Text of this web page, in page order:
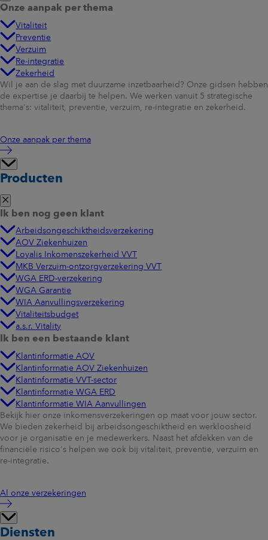
Onze aanpak per thema
Vitaliteit
Preventie
Verzuim
Re-integratie
Zekerheid
Wil je aan de slag met duurzame inzetbaarheid? Onze gidsen hebben
de expertise je daarbij te helpen. We werken vanuit 5 strategische
thema's: vitaliteit, preventie, verzuim, re-integratie en zekerheid.
Onze aanpak per thema
Producten
Ik ben nog geen klant
Arbeidsongeschiktheidsverzekering
AOV Ziekenhuizen
Loyalis Inkomenszekerheid VVT
MKB Verzuim-ontzorgverzekering VVT
WGA ERD-verzekering
WGA Garantie
WIA Aanvullingsverzekering
Vitaliteitsbudget
a.s.r. Vitality
Ik ben een bestaande klant
Klantinformatie AOV
Klantinformatie AOV Ziekenhuizen
Klantinformatie VVT-sector
Klantinformatie WGA ERD
Klantinformatie WIA Aanvullingen
Bekijk hier onze inkomensverzekeringen op maat voor jouw sector.
We bieden zekerheid bij arbeidsongeschiktheid en werkloosheid
voor je organisatie en je medewerkers. Naast het afdekken van de
financiële risico's helpen we ook bij vitaliteit, preventie, verzuim en
re-integratie.
Al onze verzekeringen
Diensten